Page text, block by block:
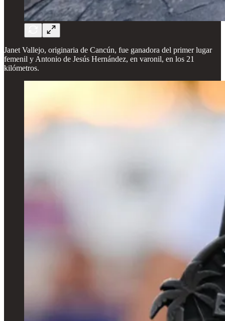
Janet Vallejo, originaria de Cancún, fue ganadora del primer lugar
femenil y Antonio de Jesús Hernández, en varonil, en los 21
kilómetros.